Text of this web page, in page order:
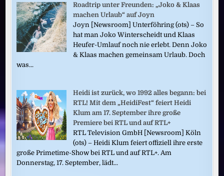
Roadtrip unter Freunden: „Joko & Klaas
machen Urlaub“ auf Joyn
Joyn [Newsroom] Unterföhring (ots) – So
hat man Joko Winterscheidt und Klaas
Heufer-Umlauf noch nie erlebt. Denn Joko
& Klaas machen gemeinsam Urlaub. Doch
was...
Heidi ist zurück, wo 1992 alles begann: bei
RTL! Mit dem „HeidiFest“ feiert Heidi
Klum am 17. September ihre große
Premiere bei RTL und auf RTL+
RTL Television GmbH [Newsroom] Köln
(ots) – Heidi Klum feiert offiziell ihre erste
große Primetime-Show bei RTL und auf RTL+. Am
Donnerstag, 17. September, lädt...